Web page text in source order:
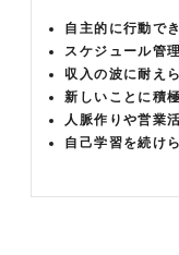
自主的に行動で
スケジュール管
収入の波に耐え
新しいことに積
人脈作りや営業
自己学習を続け